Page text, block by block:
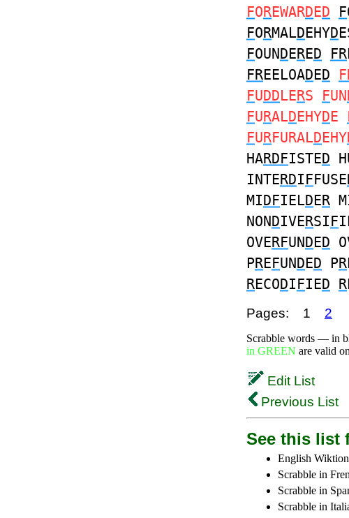
FOREWARDED F
FORMALDEHYD
FOUNDERED FR
FREELOADED
FUDDLERS FUN
FURALDEHYDE
FURFURALDEHY
HARDFISTED
INTERDIFFUSE
MIDFIELDER
NONDIVERSIF
OVERFUNDED
PREFUNDED PR
RECODIFIED R
Pages: 1 2
Scrabble words — in
in GREEN are valid
Edit List
Previous List
See this list
English
Scrabble in
Scrabble in
Scrabble in